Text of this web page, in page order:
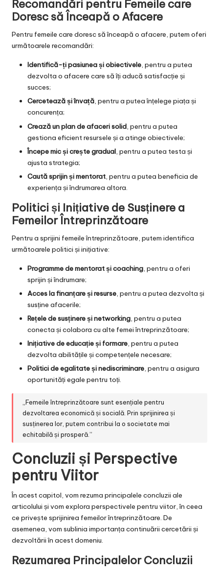
Recomandări pentru Femeile care
Doresc să Înceapă o Afacere
Pentru femeile care doresc să înceapă o afacere, putem oferi
următoarele recomandări:
Identifică-ți pasiunea și obiectivele, pentru a putea
dezvolta o afacere care să îți aducă satisfacție și
succes;
Cercetează și învață, pentru a putea înțelege piața și
concurența;
Crează un plan de afaceri solid , pentru a putea
gestiona eficient resursele și a atinge obiectivele;
Începe mic și crește gradual, pentru a putea testa și
ajusta strategia;
Caută sprijin și mentorat, pentru a putea beneficia de
experiența și îndrumarea altora.
Politici și Inițiative de Susținere a
Femeilor Întreprinzătoare
Pentru a sprijini femeile întreprinzătoare, putem identifica
următoarele politici și inițiative:
Programme de mentorat și coaching, pentru a oferi
sprijin și îndrumare;
Acces la finanțare și resurse, pentru a putea dezvolta și
susține afacerile;
Rețele de susținere și networking, pentru a putea
conecta și colabora cu alte femei întreprinzătoare;
Inițiative de educație și formare, pentru a putea
dezvolta abilitățile și competențele necesare;
Politici de egalitate și nediscriminare, pentru a asigura
oportunități egale pentru toți.
„Femeile întreprinzătoare sunt esențiale pentru
dezvoltarea economică și socială. Prin sprijinirea și
susținerea lor, putem contribui la o societate mai
echitabilă și prosperă.”
Concluzii și Perspective
pentru Viitor
În acest capitol, vom rezuma principalele concluzii ale
articolului și vom explora perspectivele pentru viitor, în ceea
ce privește sprijinirea femeilor întreprinzătoare. De
asemenea, vom sublinia importanța continuării cercetării și
dezvoltării în acest domeniu.
Rezumarea Principalelor Concluzii